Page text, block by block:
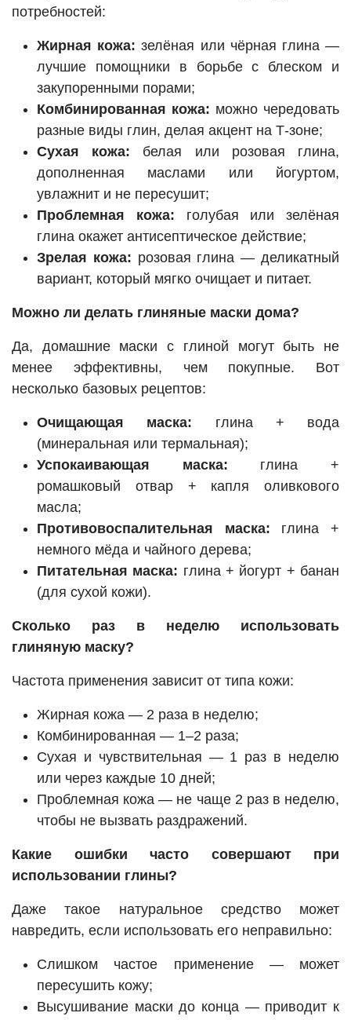
потребностей:
Жирная кожа: зелёная или чёрная глина —
лучшие помощники в борьбе с блеском и
закупоренными порами;
Комбинированная кожа: можно чередовать
разные виды глин, делая акцент на Т-зоне;
Сухая кожа: белая или розовая глина,
дополненная маслами или йогуртом,
увлажнит и не пересушит;
Проблемная кожа: голубая или зелёная
глина окажет антисептическое действие;
Зрелая кожа: розовая глина — деликатный
вариант, который мягко очищает и питает.
Можно ли делать глиняные маски дома?
Да, домашние маски с глиной могут быть не
менее эффективны, чем покупные. Вот
несколько базовых рецептов:
Очищающая маска: глина + вода
(минеральная или термальная);
Успокаивающая маска: глина +
ромашковый отвар + капля оливкового
масла;
Противовоспалительная маска: глина +
немного мёда и чайного дерева;
Питательная маска: глина + йогурт + банан
(для сухой кожи).
Сколько раз в неделю использовать
глиняную маску?
Частота применения зависит от типа кожи:
Жирная кожа — 2 раза в неделю;
Комбинированная — 1–2 раза;
Сухая и чувствительная — 1 раз в неделю
или через каждые 10 дней;
Проблемная кожа — не чаще 2 раз в неделю,
чтобы не вызвать раздражений.
Какие ошибки часто совершают при
использовании глины?
Даже такое натуральное средство может
навредить, если использовать его неправильно:
Слишком частое применение — может
пересушить кожу;
Высушивание маски до конца — приводит к